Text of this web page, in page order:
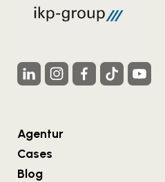
Agentur
Cases
Blog